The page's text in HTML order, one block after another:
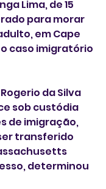
Lima, de 15
para morar
em Cape
caso imigratório
da Silva
sob custódia
de imigração,
transferido
determinou